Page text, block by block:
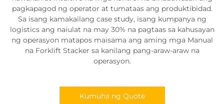
pagkapagod ng operator at tumataas ang produktibidad.
Sa isang kamakailang case study, isang kumpanya ng
logistics ang naiulat na may 30% na pagtaas sa kahusayan
ng operasyon matapos maisama ang aming mga Manual
na Forklift Stacker sa kanilang pang-araw-araw na
operasyon.
Kumuha ng Quote